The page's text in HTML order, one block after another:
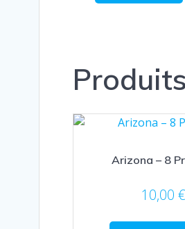
Arizona – 8
10,00 €